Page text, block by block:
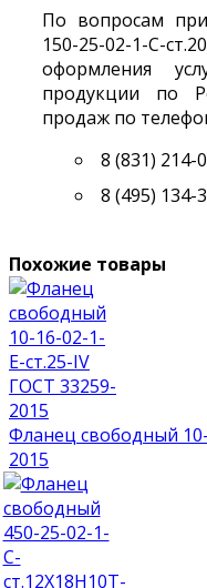
По вопросам
150-25-02-1-С-
оформления
продукции по
продаж по
8 (831)
8 (495) 134-
Похожие товары
Фланец свободный
2015